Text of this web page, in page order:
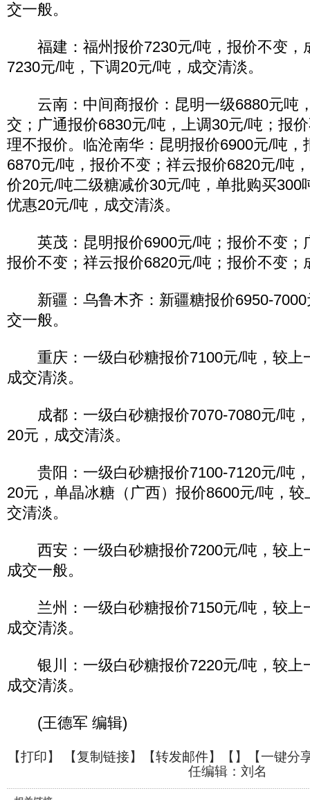
交一般。
福建：福州报价7230元/吨，报价不变，
7230元/吨，下调20元/吨，成交清淡。
云南：中间商报价：昆明一级6880元吨
交；广通报价6830元/吨，上调30元/吨；报
理不报价。临沧南华：昆明报价6900元/吨，
6870元/吨，报价不变；祥云报价6820元/吨
价20元/吨二级糖减价30元/吨，单批购买300
优惠20元/吨，成交清淡。
英茂：昆明报价6900元/吨；报价不变；
报价不变；祥云报价6820元/吨；报价不变；
新疆：乌鲁木齐：新疆糖报价6950-7000
交一般。
重庆：一级白砂糖报价7100元/吨，较上
成交清淡。
成都：一级白砂糖报价7070-7080元/吨
20元，成交清淡。
贵阳：一级白砂糖报价7100-7120元/吨
20元，单晶冰糖（广西）报价8600元/吨，
交清淡。
西安：一级白砂糖报价7200元/吨，较上
成交一般。
兰州：一级白砂糖报价7150元/吨，较上
成交清淡。
银川：一级白砂糖报价7220元/吨，较上
成交清淡。
(王德军 编辑)
【打印】 【复制链接】【转发邮件】【 】
【一键分
任编辑：刘名